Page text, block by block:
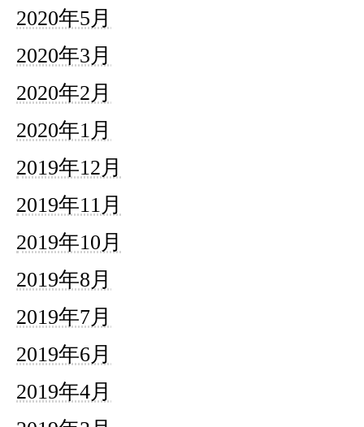
2020年5月
2020年3月
2020年2月
2020年1月
2019年12月
2019年11月
2019年10月
2019年8月
2019年7月
2019年6月
2019年4月